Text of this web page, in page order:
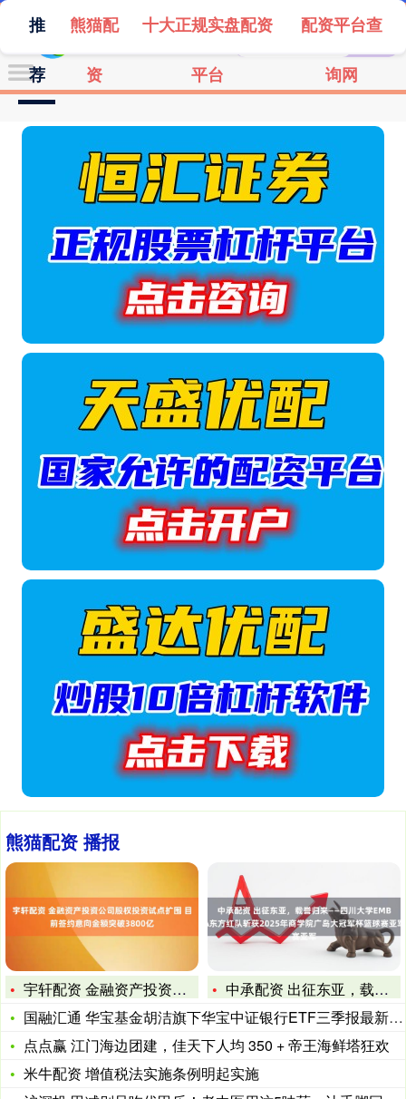
熊猫配资 播报
宇轩配资 金融资产投资公司股权投资试点扩围 目前签约意向金额
中承配资 出征东亚，载誉归来——四川大学EMBA东方红队斩获
国融汇通 华宝基金胡洁旗下华宝中证银行ETF三季报最新持仓，
点点赢 江门海边团建，佳天下人均 350 + 帝王海鲜塔狂欢
米牛配资 增值税法实施条例明起实施
推
荐
熊猫配
资
十大正规实盘配资
平台
配资平台查
询网